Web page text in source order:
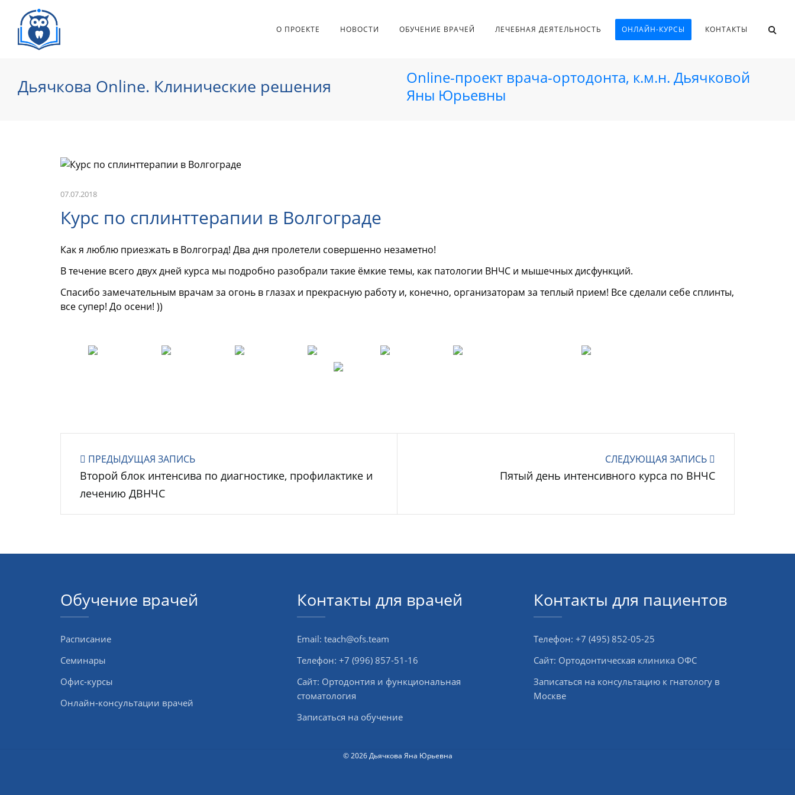
О ПРОЕКТЕ НОВОСТИ ОБУЧЕНИЕ ВРАЧЕЙ ЛЕЧЕБНАЯ ДЕЯТЕЛЬНОСТЬ ОНЛАЙН-КУРСЫ КОНТАКТЫ
Дьячкова Online. Клинические решения
Online-проект врача-ортодонта, к.м.н. Дьячковой
Яны Юрьевны
07.07.2018
Курс по сплинттерапии в Волгограде
Как я люблю приезжать в Волгоград! Два дня пролетели совершенно незаметно!
В течение всего двух дней курса мы подробно разобрали такие ёмкие темы, как патологии ВНЧС и мышечных дисфункций.
Спасибо замечательным врачам за огонь в глазах и прекрасную работу и, конечно, организаторам за теплый прием! Все сделали себе сплинты,
все супер! До осени! ))
ПРЕДЫДУЩАЯ ЗАПИСЬ
Второй блок интенсива по диагностике, профилактике и
лечению ДВНЧС
СЛЕДУЮЩАЯ ЗАПИСЬ
Пятый день интенсивного курса по ВНЧС
Обучение врачей
Расписание
Семинары
Офис-курсы
Онлайн-консультации врачей
Контакты для врачей
Email: teach@ofs.team
Телефон: +7 (996) 857-51-16
Сайт: Ортодонтия и функциональная
стоматология
Записаться на обучение
Контакты для пациентов
Телефон: +7 (495) 852-05-25
Сайт: Ортодонтическая клиника ОФС
Записаться на консультацию к гнатологу в
Москве
© 2026 Дьячкова Яна Юрьевна